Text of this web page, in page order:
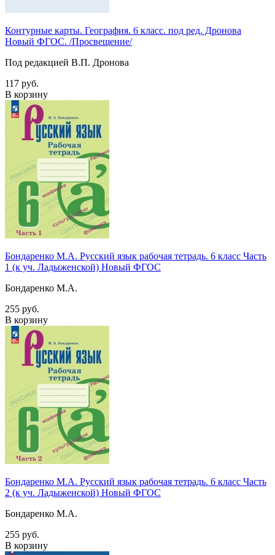
Контурные карты. География. 6 класс. под ред. Дронова
Новый ФГОС. /Просвещение/
Под редакцией В.П. Дронова
117 руб.
В корзину
Бондаренко М.А. Русский язык рабочая тетрадь. 6 класс Часть
1 (к уч. Ладыженской) Новый ФГОС
Бондаренко М.А.
255 руб.
В корзину
Бондаренко М.А. Русский язык рабочая тетрадь. 6 класс Часть
2 (к уч. Ладыженской) Новый ФГОС
Бондаренко М.А.
255 руб.
В корзину